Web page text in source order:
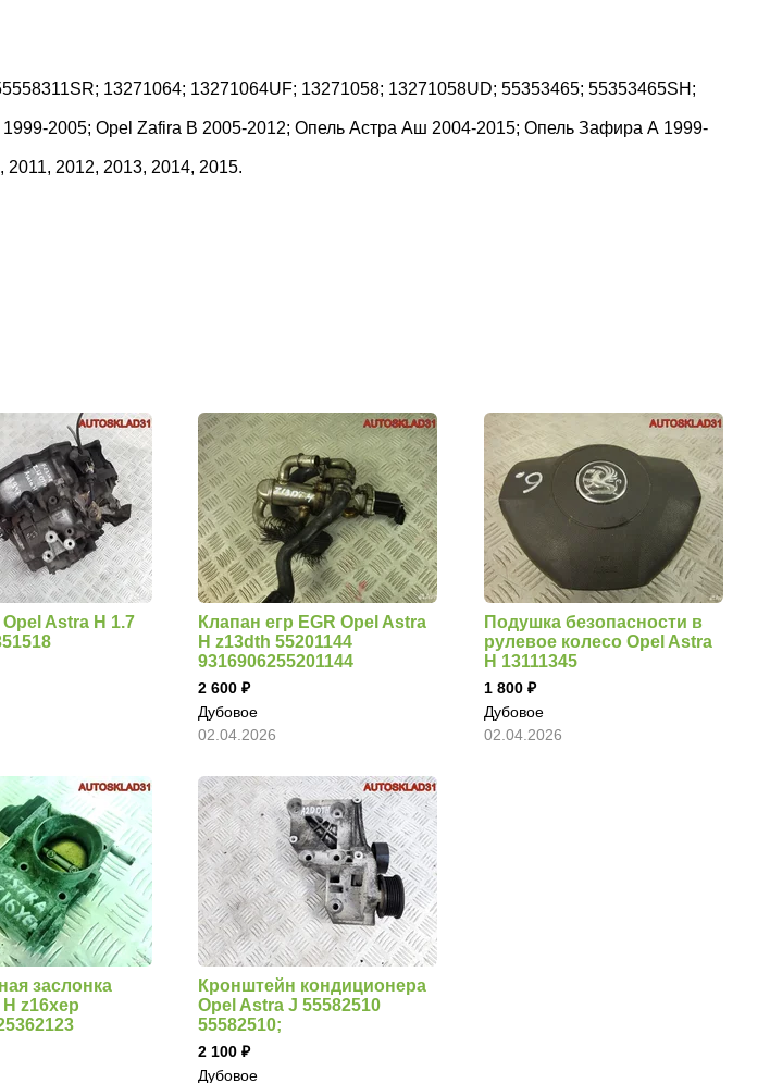
13271064; 13271064UF; 13271058; 13271058UD; 55353465; 55353465SH;
2005; Opel Zafira B 2005-2012; Опель Астра Аш 2004-2015; Опель Зафира А 1999-
2012, 2013, 2014, 2015.
Astra H 1.7
Клапан егр EGR Opel Astra
H z13dth 55201144
9316906255201144
2 600
Дубовое
02.04.2026
Подушка безопасности в
рулевое колесо Opel Astra
H 13111345
1 800
Дубовое
02.04.2026
заслонка
z16xep
Кронштейн кондиционера
Opel Astra J 55582510
55582510;
2 100
Дубовое